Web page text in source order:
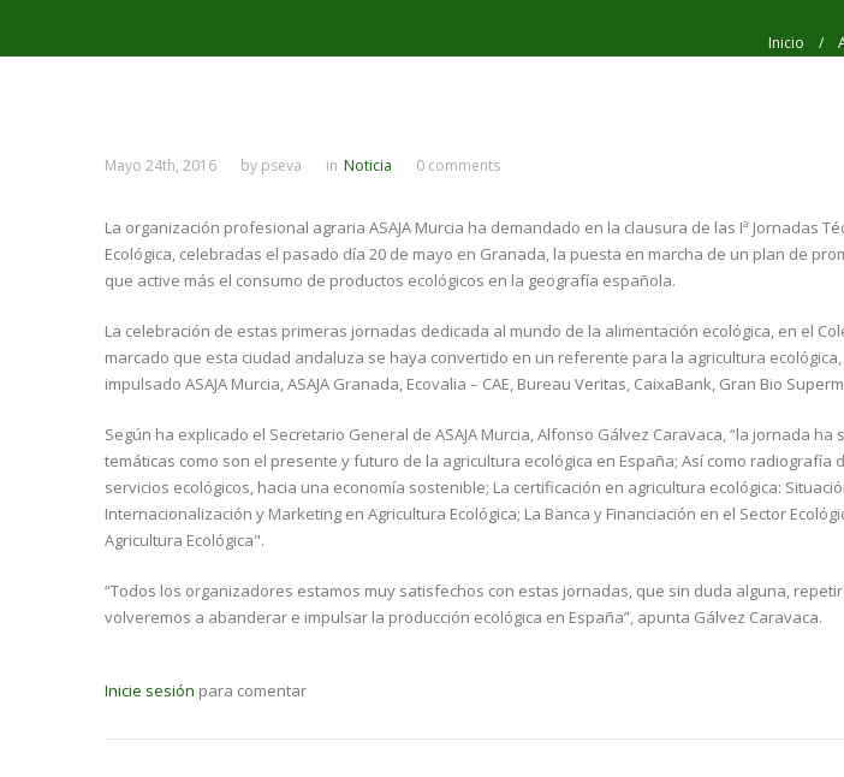
Inicio /
Mayo 24th, 2016 by pseva in Noticia 0 comments
La organización profesional agraria ASAJA Murcia ha demandado en la clausura de las Iª Jornadas
Ecológica, celebradas el pasado día 20 de mayo en Granada, la puesta en marcha de un plan de
que active más el consumo de productos ecológicos en la geografía española.
La celebración de estas primeras jornadas dedicada al mundo de la alimentación ecológica, en el
marcado que esta ciudad andaluza se haya convertido en un referente para la agricultura
impulsado ASAJA Murcia, ASAJA Granada, Ecovalia – CAE, Bureau Veritas, CaixaBank, Gran Bio
Según ha explicado el Secretario General de ASAJA Murcia, Alfonso Gálvez Caravaca, “la jornada
temáticas como son el presente y futuro de la agricultura ecológica en España; Así como
servicios ecológicos, hacia una economía sostenible; La certificación en agricultura ecológica:
Internacionalización y Marketing en Agricultura Ecológica; La Banca y Financiación en el Sector
Agricultura Ecológica".
“Todos los organizadores estamos muy satisfechos con estas jornadas, que sin duda alguna,
volveremos a abanderar e impulsar la producción ecológica en España”, apunta Gálvez Caravaca.
Inicie sesión para comentar